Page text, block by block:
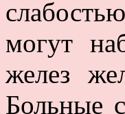
могут
желез
Больные